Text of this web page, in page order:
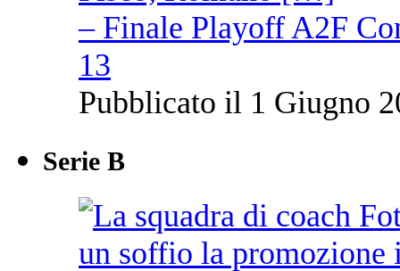
– Finale Playoff A2F
13
Pubblicato il 1 Giugno
Serie B